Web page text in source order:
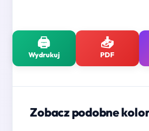
🖨️
Wydrukuj
📥
PDF
Zobacz podobne